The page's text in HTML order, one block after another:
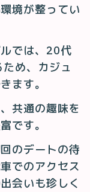
境が整ってい
では、20代
め、カジュ
ます。
共通の趣味を
です。
のデートの待
でのアクセス
会いも珍しく